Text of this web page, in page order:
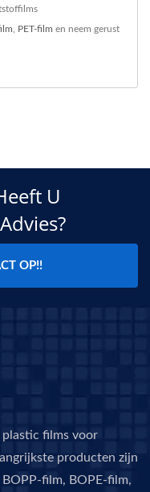
PET-film en neem gerust
U
OP!!
plastic films voor
producten zijn
film, BOPE-film,